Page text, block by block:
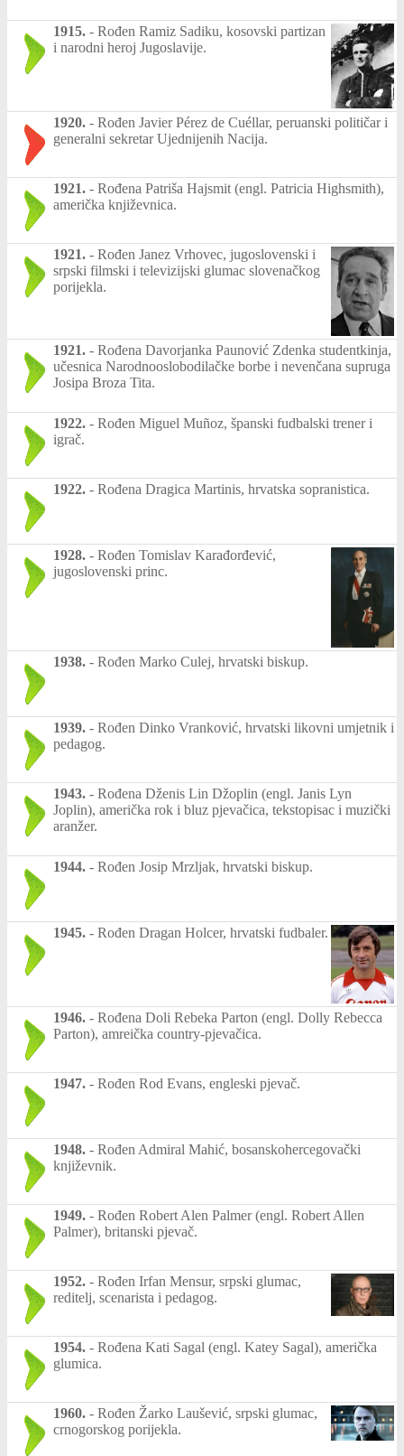
1915. - Rođen Ramiz Sadiku, kosovski partizan
i narodni heroj Jugoslavije.
1920. - Rođen Javier Pérez de Cuéllar, peruanski političar i
generalni sekretar Ujednijenih Nacija.
1921. - Rođena Patriša Hajsmit (engl. Patricia Highsmith),
američka književnica.
1921. - Rođen Janez Vrhovec, jugoslovenski i
srpski filmski i televizijski glumac slovenačkog
porijekla.
1921. - Rođena Davorjanka Paunović Zdenka studentkinja,
učesnica Narodnooslobodilačke borbe i nevenčana supruga
Josipa Broza Tita.
1922. - Rođen Miguel Muñoz, španski fudbalski trener i
igrač.
1922. - Rođena Dragica Martinis, hrvatska sopranistica.
1928. - Rođen Tomislav Karađorđević,
jugoslovenski princ.
1938. - Rođen Marko Culej, hrvatski biskup.
1939. - Rođen Dinko Vranković, hrvatski likovni umjetnik i
pedagog.
1943. - Rođena Dženis Lin Džoplin (engl. Janis Lyn
Joplin), američka rok i bluz pjevačica, tekstopisac i muzički
aranžer.
1944. - Rođen Josip Mrzljak, hrvatski biskup.
1945. - Rođen Dragan Holcer, hrvatski fudbaler.
1946. - Rođena Doli Rebeka Parton (engl. Dolly Rebecca
Parton), amreička country-pjevačica.
1947. - Rođen Rod Evans, engleski pjevač.
1948. - Rođen Admiral Mahić, bosanskohercegovački
književnik.
1949. - Rođen Robert Alen Palmer (engl. Robert Allen
Palmer), britanski pjevač.
1952. - Rođen Irfan Mensur, srpski glumac,
reditelj, scenarista i pedagog.
1954. - Rođena Kati Sagal (engl. Katey Sagal), američka
glumica.
1960. - Rođen Žarko Laušević, srpski glumac,
crnogorskog porijekla.